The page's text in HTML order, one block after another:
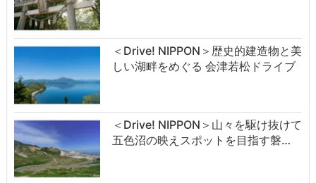
＜Drive! NIPPON＞歴史的建造物と美
しい湖畔をめぐる 会津若松ドライブ
＜Drive! NIPPON＞山々を駆け抜けて
五色沼の映えスポットを目指す磐…